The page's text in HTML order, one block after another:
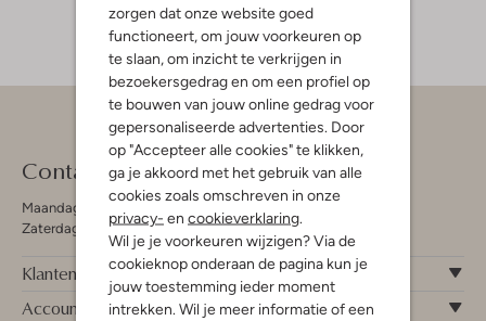
zorgen dat onze website goed
functioneert, om jouw voorkeuren op
te slaan, om inzicht te verkrijgen in
bezoekersgedrag en om een profiel op
te bouwen van jouw online gedrag voor
gepersonaliseerde advertenties. Door
op "Accepteer alle cookies" te klikken,
ga je akkoord met het gebruik van alle
cookies zoals omschreven in onze
privacy- en cookieverklaring
Wil je je voorkeuren wijzigen? Via de
cookieknop onderaan de pagina kun je
jouw toestemming ieder moment
intrekken. Wil je meer informatie of een
Contact
Maandag - Vrijdag 09:00 - 19:00 uur
Zaterdag 09:00 - 17:00 uur
Klantenservice
Account